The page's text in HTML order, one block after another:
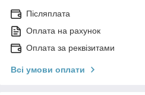
Післяплата
Оплата на рахунок
Оплата за реквізитами
Всі умови оплати